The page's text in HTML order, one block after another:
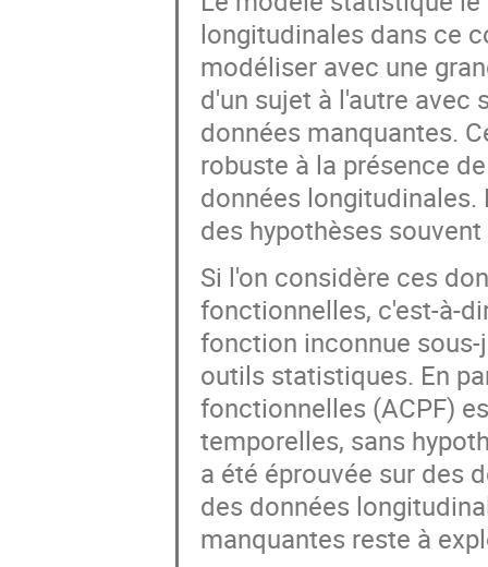
longitudinales dans ce
modéliser avec une
d'un sujet à l'autre avec
données manquantes.
robuste à la présence
données
des hypothèses
Si l'on considère ces
fonctionnelles, c'est-à-
fonction inconnue
outils statistiques. En
fonctionnelles (ACPF)
temporelles, sans
a été éprouvée sur des
des données
manquantes reste à